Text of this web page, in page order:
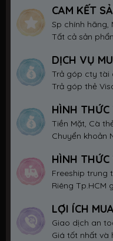
CAM KẾT
Sp chính hãng,
Tất cả sản
DỊCH VỤ
Trả góp cty tài
Trả góp thẻ
HÌNH
Tiền Mặt, Cà
Chuyển khoản
HÌNH THỨC
Freeship trung
Riêng Tp.HCM
LỢI ÍCH
Giao dịch an
Giá tốt nhất và